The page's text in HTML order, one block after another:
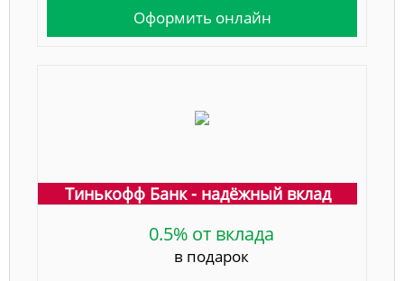
Оформить онлайн
Тинькофф Банк - надёжный вклад
0.5% от вклада
в подарок